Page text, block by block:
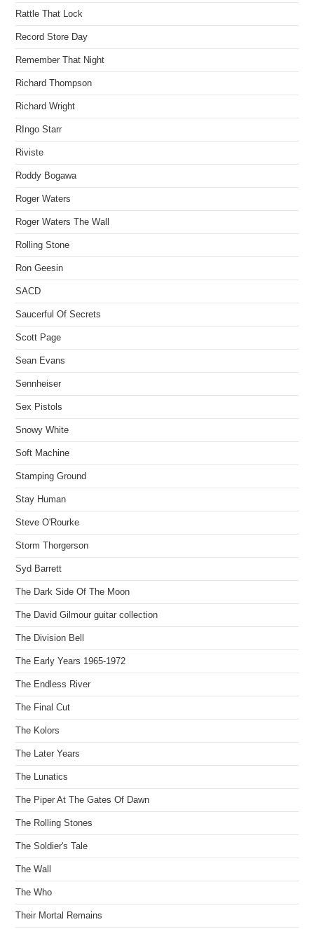
Rattle That Lock
Record Store Day
Remember That Night
Richard Thompson
Richard Wright
RIngo Starr
Riviste
Roddy Bogawa
Roger Waters
Roger Waters The Wall
Rolling Stone
Ron Geesin
SACD
Saucerful Of Secrets
Scott Page
Sean Evans
Sennheiser
Sex Pistols
Snowy White
Soft Machine
Stamping Ground
Stay Human
Steve O'Rourke
Storm Thorgerson
Syd Barrett
The Dark Side Of The Moon
The David Gilmour guitar collection
The Division Bell
The Early Years 1965-1972
The Endless River
The Final Cut
The Kolors
The Later Years
The Lunatics
The Piper At The Gates Of Dawn
The Rolling Stones
The Soldier's Tale
The Wall
The Who
Their Mortal Remains